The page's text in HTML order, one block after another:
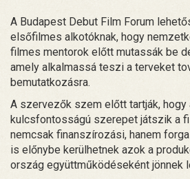
A Budapest Debut Film Forum
elsőfilmes alkotóknak, hogy
filmes mentorok előtt mutassák be
amely alkalmassá teszi a terveket
bemutatkozásra.
A szervezők szem előtt tartják, hogy
kulcsfontosságú szerepet játszik a
nemcsak finanszírozási, hanem
is előnybe kerülhetnek azok a
ország együttműködéseként jönnek